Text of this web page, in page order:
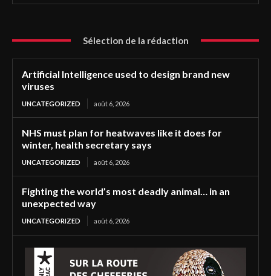
Sélection de la rédaction
Artificial Intelligence used to design brand new
viruses
UNCATEGORIZED août 6, 2026
NHS must plan for heatwaves like it does for
winter, health secretary says
UNCATEGORIZED août 6, 2026
Fighting the world’s most deadly animal… in an
unexpected way
UNCATEGORIZED août 6, 2026